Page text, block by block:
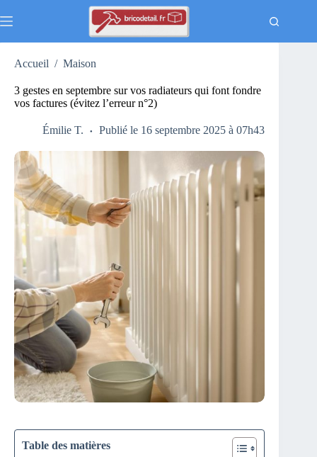
au
Accueil / Maison
3 gestes en septembre sur vos radiateurs qui font fondre
vos factures (évitez l’erreur n°2)
Émilie T. Publié le 16 septembre 2025 à 07h43
Table des matières